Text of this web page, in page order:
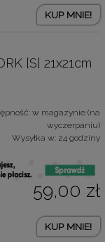
KUP MNIE!
[S] 21x21cm
w magazynie (na
wyczerpaniu)
Wysyłka w: 24 godziny
59,00 zł
KUP MNIE!